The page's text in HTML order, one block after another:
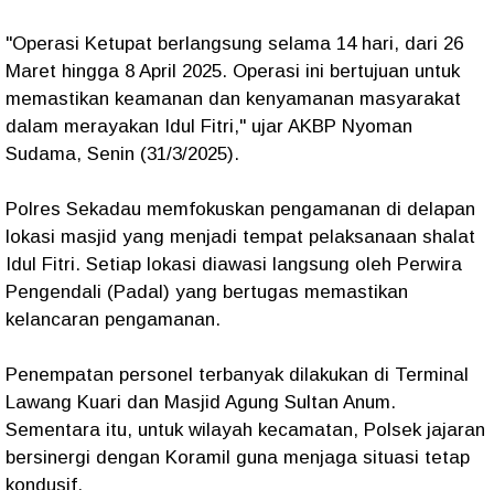
"Operasi Ketupat berlangsung selama 14 hari, dari 26
Maret hingga 8 April 2025. Operasi ini bertujuan untuk
memastikan keamanan dan kenyamanan masyarakat
dalam merayakan Idul Fitri," ujar AKBP Nyoman
Sudama, Senin (31/3/2025).
Polres Sekadau memfokuskan pengamanan di delapan
lokasi masjid yang menjadi tempat pelaksanaan shalat
Idul Fitri. Setiap lokasi diawasi langsung oleh Perwira
Pengendali (Padal) yang bertugas memastikan
kelancaran pengamanan.
Penempatan personel terbanyak dilakukan di Terminal
Lawang Kuari dan Masjid Agung Sultan Anum.
Sementara itu, untuk wilayah kecamatan, Polsek jajaran
bersinergi dengan Koramil guna menjaga situasi tetap
kondusif.